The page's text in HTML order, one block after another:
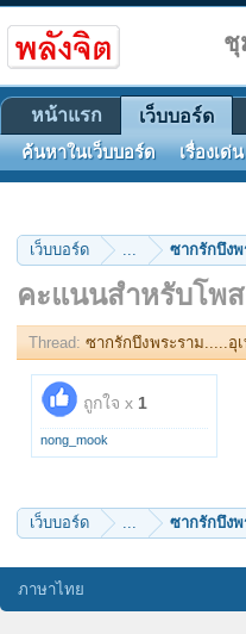
เว็บบอร์ด ... ซากรักบึง
คะแนนสำหรับโพ
Thread: ซากรักบึงพระราม.....อุ
ถูกใจ x 1
nong_mook
เว็บบอร์ด ... ซากรักบึง
ชุ
หน้าแรก เว็บบอร์ด
ค้นหาในเว็บบอร์ด เรื่องเด่น
ภาษาไทย